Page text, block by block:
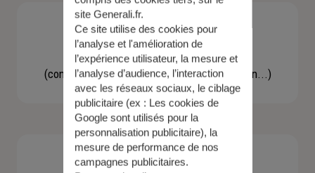
Demande d'information
(concernant une actualité, une réglementation...)
site Generali.fr.
Ce site utilise des cookies pour
l’analyse et l'amélioration de
l’expérience utilisateur, la mesure et
l’analyse d’audience, l’interaction
avec les réseaux sociaux, le ciblage
publicitaire (ex : Les cookies de
Google sont utilisés pour la
personnalisation publicitaire), la
mesure de performance de nos
campagnes publicitaires.